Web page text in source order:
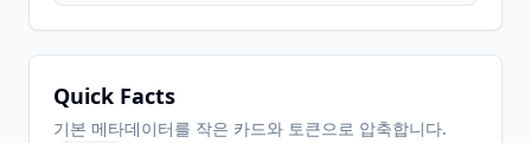
Quick Facts
기본 메타데이터를 작은 카드와 토큰으로 압축합니다.